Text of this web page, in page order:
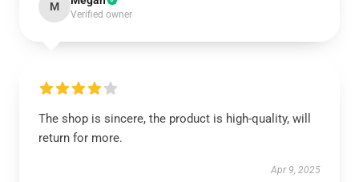
M
Verified owner
The shop is sincere, the product is high-quality, will
return for more.
Apr 9, 2025